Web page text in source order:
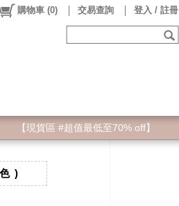
購物車 (0) 交易查詢 登入 / 註冊
【現貨區 #超值最低至70% off】
)